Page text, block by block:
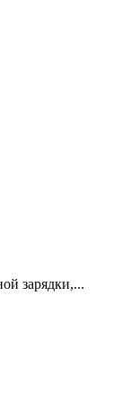
зарядки,...